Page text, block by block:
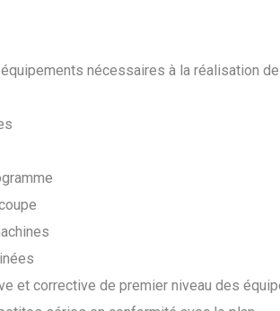
nécessaires à la réalisation
et corrective de premier niveau des